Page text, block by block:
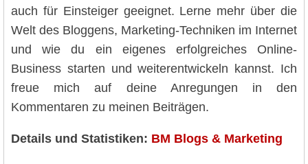
auch für Einsteiger geeignet. Lerne mehr über die
Welt des Bloggens, Marketing-Techniken im Internet
und wie du ein eigenes erfolgreiches Online-
Business starten und weiterentwickeln kannst. Ich
freue mich auf deine Anregungen in den
Kommentaren zu meinen Beiträgen.
Details und Statistiken: BM Blogs & Marketing